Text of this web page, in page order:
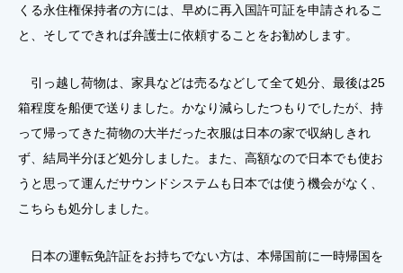
くる永住権保持者の方には、早めに再入国許可証を申請されるこ
と、そしてできれば弁護士に依頼することをお勧めします。
引っ越し荷物は、家具などは売るなどして全て処分、最後は25
箱程度を船便で送りました。かなり減らしたつもりでしたが、持
って帰ってきた荷物の大半だった衣服は日本の家で収納しきれ
ず、結局半分ほど処分しました。また、高額なので日本でも使お
うと思って運んだサウンドシステムも日本では使う機会がなく、
こちらも処分しました。
日本の運転免許証をお持ちでない方は、本帰国前に一時帰国を